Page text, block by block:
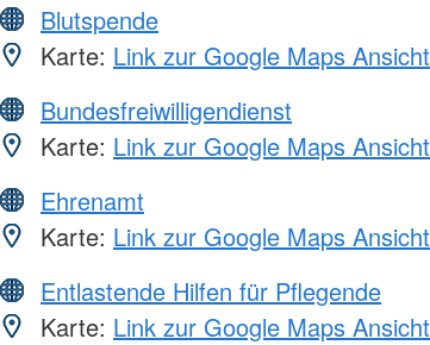
Blutspende
Karte: Link zur Google Maps Ansicht
Bundesfreiwilligendienst
Karte: Link zur Google Maps Ansicht
Ehrenamt
Karte: Link zur Google Maps Ansicht
Entlastende Hilfen für Pflegende
Karte: Link zur Google Maps Ansicht